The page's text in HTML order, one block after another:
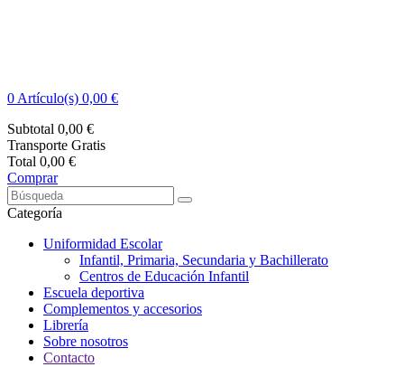
0 Artículo(s) 0,00 €
Subtotal 0,00 €
Transporte Gratis
Total 0,00 €
Comprar
Categoría
Uniformidad Escolar
Infantil, Primaria, Secundaria y Bachillerato
Centros de Educación Infantil
Escuela deportiva
Complementos y accesorios
Librería
Sobre nosotros
Contacto